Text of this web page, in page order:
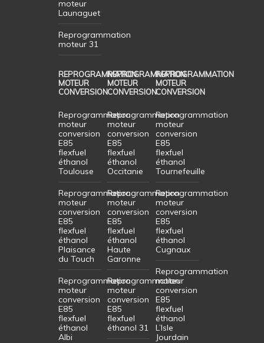
moteur
Launaguet
Reprogrammation
moteur 31
REPROGRAMMATION
MOTEUR
CONVERSION
Reprogrammation
moteur
conversion
E85
flexfuel
éthanol
Toulouse
Reprogrammation
moteur
conversion
E85
flexfuel
éthanol
Plaisance
du Touch
Reprogrammation
moteur
conversion
E85
flexfuel
éthanol
Albi
REPROGRAMMATION
MOTEUR
CONVERSION
Reprogrammation
moteur
conversion
E85
flexfuel
éthanol
Occitanie
Reprogrammation
moteur
conversion
E85
flexfuel
éthanol
Haute
Garonne
Reprogrammation
moteur
conversion
E85
flexfuel
éthanol 31
REPROGRAMMATION
MOTEUR
CONVERSION
Reprogrammation
moteur
conversion
E85
flexfuel
éthanol
Tournefeuille
Reprogrammation
moteur
conversion
E85
flexfuel
éthanol
Cugnaux
Reprogrammation
moteur
conversion
E85
flexfuel
éthanol
L’Isle
Jourdain